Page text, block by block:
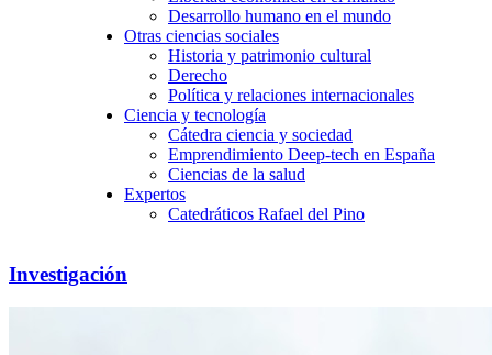
Desarrollo humano en el mundo
Otras ciencias sociales
Historia y patrimonio cultural
Derecho
Política y relaciones internacionales
Ciencia y tecnología
Cátedra ciencia y sociedad
Emprendimiento Deep-tech en España
Ciencias de la salud
Expertos
Catedráticos Rafael del Pino
Investigación